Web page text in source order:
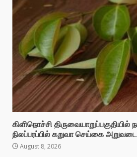
கிளிநொச்சி திருவையாறுப்பகுதியில்
நிலப்பரப்பில் கறுவா செய்கை
August 8, 2026